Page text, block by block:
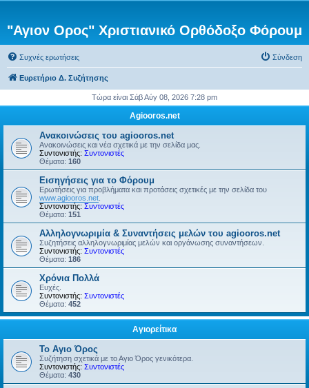
"Αγιον Ορος" Χριστιανικό Ορθόδοξο Φόρουμ
Συχνές ερωτήσεις Σύνδεση
Ευρετήριο Δ. Συζήτησης
Τώρα είναι Σάβ Αύγ 08, 2026 7:28 pm
Agiooros.net
Ανακοινώσεις του agiooros.net
Ανακοινώσεις και νέα σχετικά με την σελίδα μας.
Συντονιστής: Συντονιστές
Θέματα: 160
Εισηγήσεις για το Φόρουμ
Ερωτήσεις για προβλήματα και προτάσεις σχετικές με την σελίδα του
www.agiooros.net
Συντονιστής: Συντονιστές
Θέματα: 151
Αλληλογνωριμία & Συναντήσεις μελών του agiooros.net
Συζητήσεις αλληλογνωριμίας μελών και οργάνωσης συναντήσεων.
Συντονιστής: Συντονιστές
Θέματα: 186
Χρόνια Πολλά
Ευχές.
Συντονιστής: Συντονιστές
Θέματα: 452
Αγιορείτικα
Το Αγιο Όρος
Συζήτηση σχετικά με το Αγιο Όρος γενικότερα.
Συντονιστής: Συντονιστές
Θέματα: 430